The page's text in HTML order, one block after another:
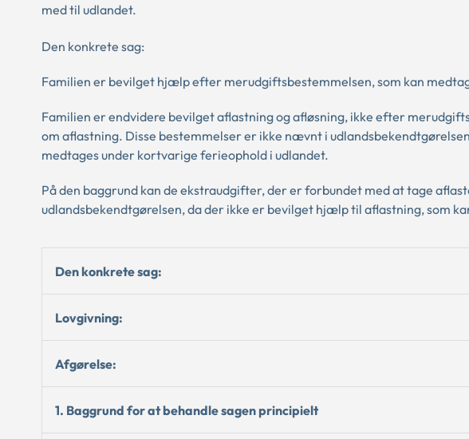
med til udlandet.
Den konkrete sag:
Familien er bevilget hjælp efter merudgiftsbestemmelsen, som kan
Familien er endvidere bevilget aflastning og afløsning, ikke efter
om aflastning. Disse bestemmelser er ikke nævnt i
medtages under kortvarige ferieophold i udlandet.
På den baggrund kan de ekstraudgifter, der er forbundet med at tage
udlandsbekendtgørelsen, da der ikke er bevilget hjælp til aflastning, som
Den konkrete sag:
Lovgivning:
Afgørelse:
1. Baggrund for at behandle sagen principielt